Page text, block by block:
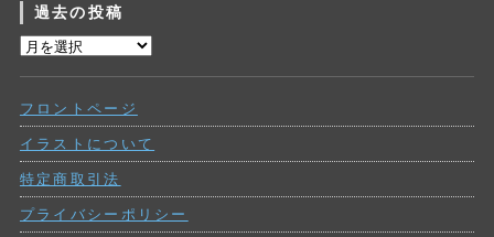
ゴ
リ
ー
過去の投稿
過
投
稿
フロントページ
イラストについて
特定商取引法
プライバシーポリシー